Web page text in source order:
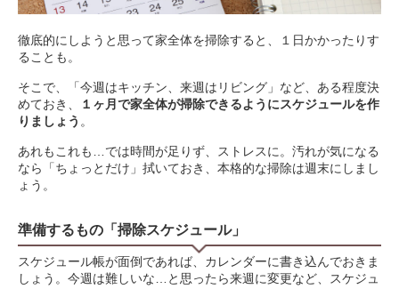
徹底的にしようと思って家全体を掃除すると、１日かかったりす
ることも。
そこで、「今週はキッチン、来週はリビング」など、ある程度決
めておき、
１ヶ月で家全体が掃除できるようにスケジュールを作
りましょう 。
あれもこれも…では時間が足りず、ストレスに。汚れが気になる
なら「ちょっとだけ」拭いておき、本格的な掃除は週末にしまし
ょう。
準備するもの「掃除スケジュール」
スケジュール帳が面倒であれば、カレンダーに書き込んでおきま
しょう。今週は難しいな…と思ったら来週に変更など、スケジュ